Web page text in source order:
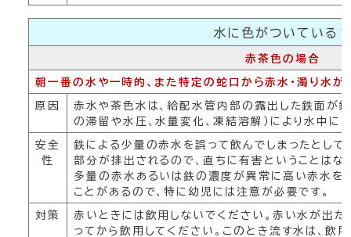
水に色がついている
赤茶色の場合
朝一番の水や一時的、また特定の蛇口から赤水・濁り水が
原因
赤水や茶色水は、給配水管内部の露出した鉄面が
の滞留や水圧、水量変化、凍結溶解）により水中に
安全
性
鉄による少量の赤水を誤って飲んでしまったとし
部分が排出されるので、直ちに有害ということはな
多量の赤水あるいは鉄の濃度が異常に高い赤水を
ことがあるので、特に幼児には注意が必要です。
対策
赤いときには飲用しないでください。赤い水が出た
ってから飲用してください。このとき流す水は、飲